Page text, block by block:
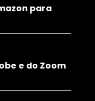
para
e do Zoom